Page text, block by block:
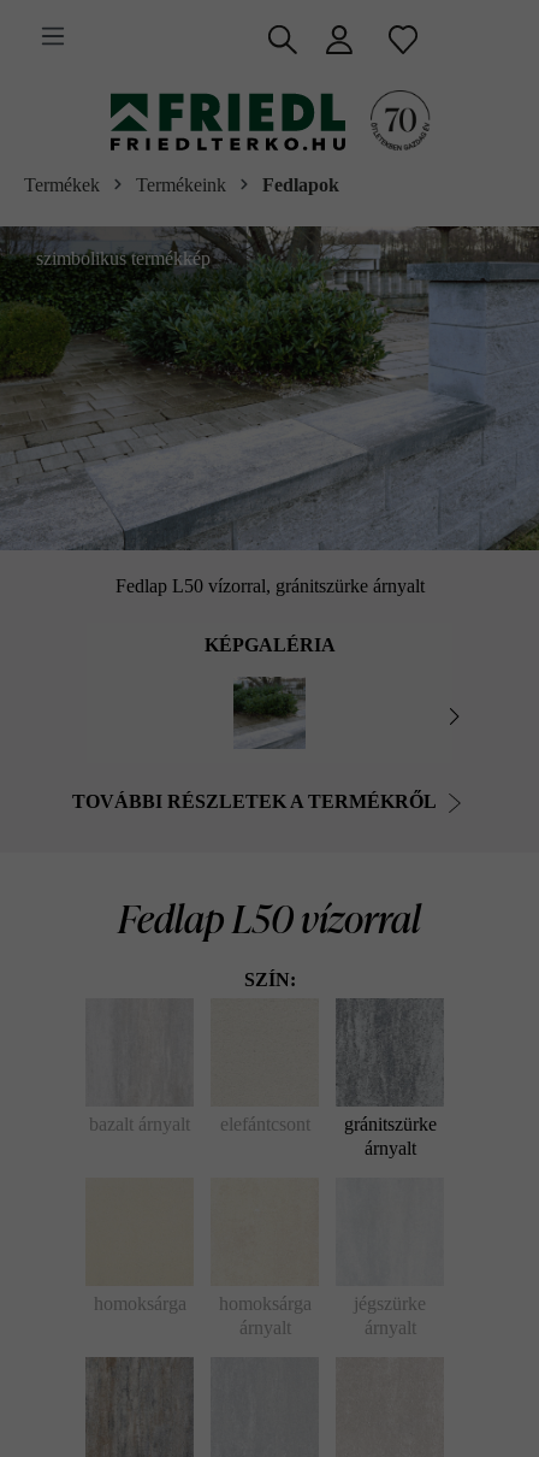
tartalomra
Termékek Termékeink Fedlapok
szimbolikus termékkép
Fedlap L50 vízorral, gránitszürke árnyalt
KÉPGALÉRIA
TOVÁBBI RÉSZLETEK A TERMÉKRŐL
Fedlap L50 vízorral
SZÍN:
bazalt árnyalt elefántcsont
gránitszürke
árnyalt
homoksárga
homoksárga
árnyalt
jégszürke
árnyalt